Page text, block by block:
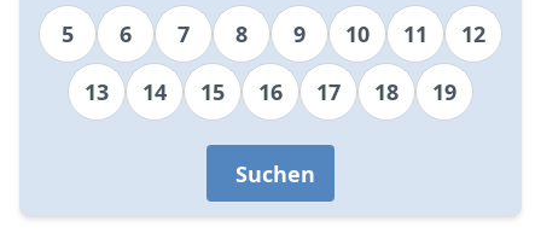
5
6 7 8 9 10 11
12
13
14 15 16 17 18 19
Suchen